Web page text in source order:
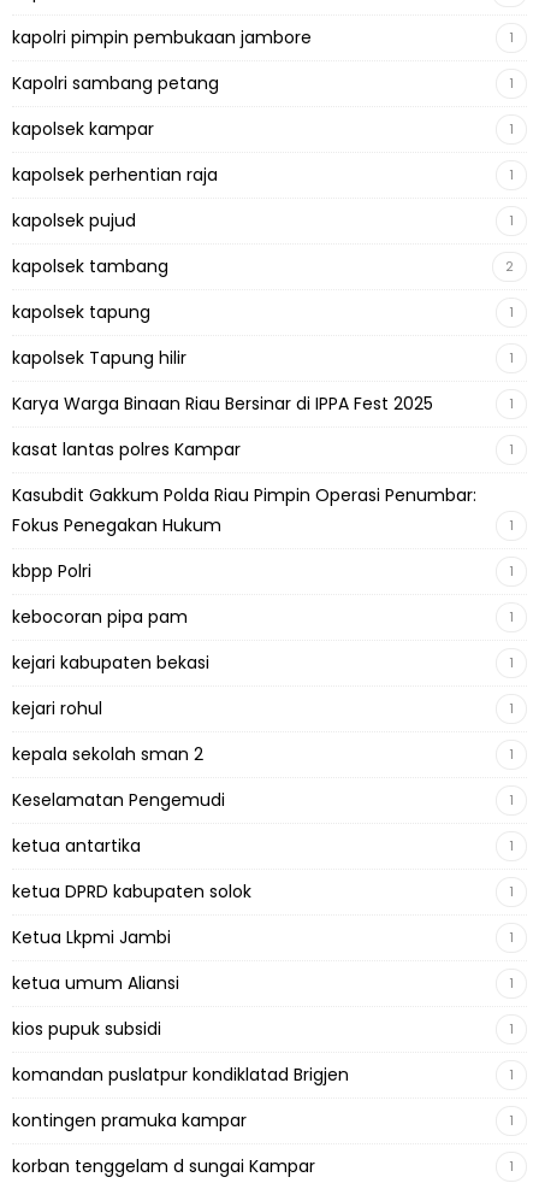
kapolri pimpin pembukaan jambore 1
Kapolri sambang petang 1
kapolsek kampar 1
kapolsek perhentian raja 1
kapolsek pujud 1
kapolsek tambang 2
kapolsek tapung 1
kapolsek Tapung hilir 1
Karya Warga Binaan Riau Bersinar di IPPA Fest 2025 1
kasat lantas polres Kampar 1
Kasubdit Gakkum Polda Riau Pimpin Operasi Penumbar:
Fokus Penegakan Hukum
1
kbpp Polri 1
kebocoran pipa pam 1
kejari kabupaten bekasi 1
kejari rohul 1
kepala sekolah sman 2 1
Keselamatan Pengemudi 1
ketua antartika 1
ketua DPRD kabupaten solok 1
Ketua Lkpmi Jambi 1
ketua umum Aliansi 1
kios pupuk subsidi 1
komandan puslatpur kondiklatad Brigjen 1
kontingen pramuka kampar 1
korban tenggelam d sungai Kampar 1